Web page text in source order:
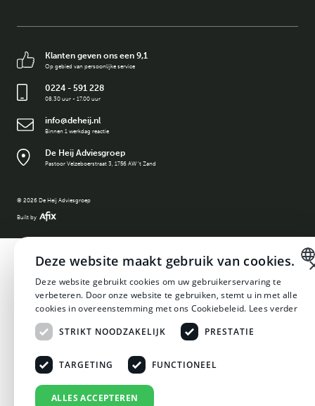
Klanten geven ons een 9,1
Op gebied van persoonlijke service
0224 - 591 228
08.30 uur - 17.00 uur
info@deheij.nl
Binnen 1 werkdag reactie
De Heij Adviesgroep
Pastoor Velzeboerstraat 3, 1756 AW 't Zand
© 2026 De Heij Adviesgroep
Built by
DUTCH
DUTCH
Deze website maakt gebruik van cookies.
Deze website gebruikt cookies om uw gebruikerservaring te
verbeteren. Door onze website te gebruiken, stemt u in met alle
cookies in overeenstemming met ons Cookiebeleid. Lees verder
STRIKT NOODZAKELIJK
PRESTATIE
TARGETING FUNCTIONEEL
ALLES ACCEPTEREN